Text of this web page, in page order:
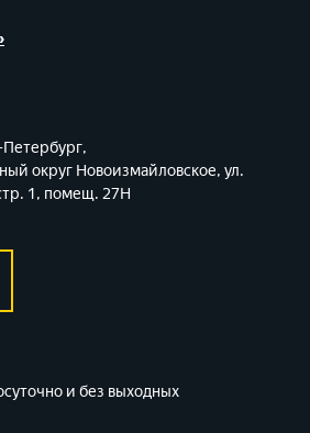
Петербург,
округ Новоизмайловское, ул.
1, помещ. 27Н
и без выходных